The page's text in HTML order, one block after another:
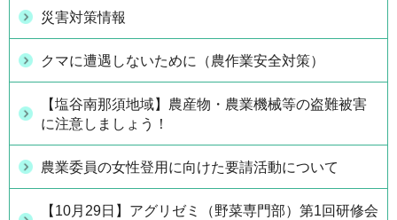
災害対策情報
クマに遭遇しないために（農作業安全対策）
【塩谷南那須地域】農産物・農業機械等の盗難被害
に注意しましょう！
農業委員の女性登用に向けた要請活動について
【10月29日】アグリゼミ（野菜専門部）第1回研修会